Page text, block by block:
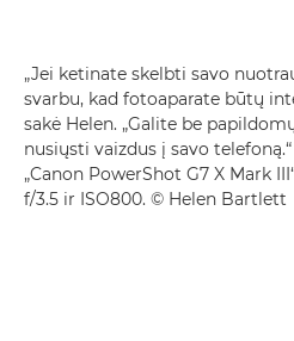
„Jei ketinate skelbti savo
svarbu, kad fotoaparate būtų
sakė Helen. „Galite be
nusiųsti vaizdus į savo
„Canon PowerShot G7 X Mark
f/3.5 ir ISO800. © Helen Bartlett